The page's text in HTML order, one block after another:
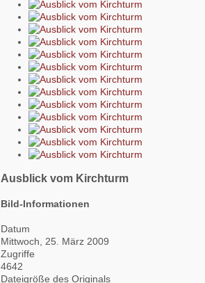
Ausblick vom Kirchturm
Bild-Informationen
Datum
Mittwoch, 25. März 2009
Zugriffe
4642
Dateigröße des Originals